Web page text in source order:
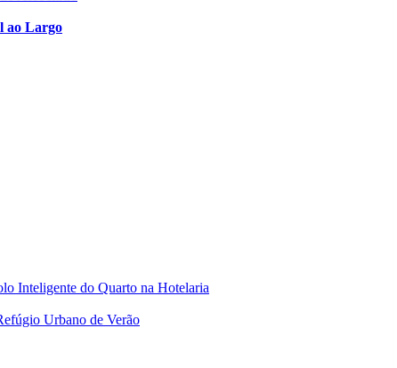
ao Largo
Inteligente do Quarto na Hotelaria
Urbano de Verão